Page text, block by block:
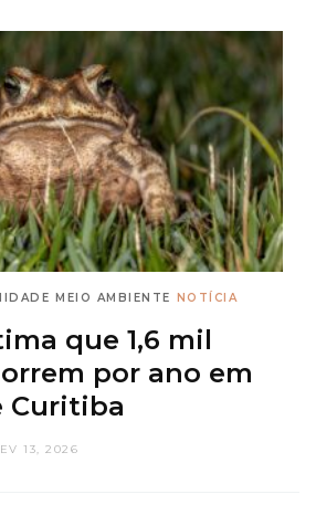
MEIO AMBIENTE NOTÍCIA
que 1,6 mil
por ano em
Curitiba
13, 2026